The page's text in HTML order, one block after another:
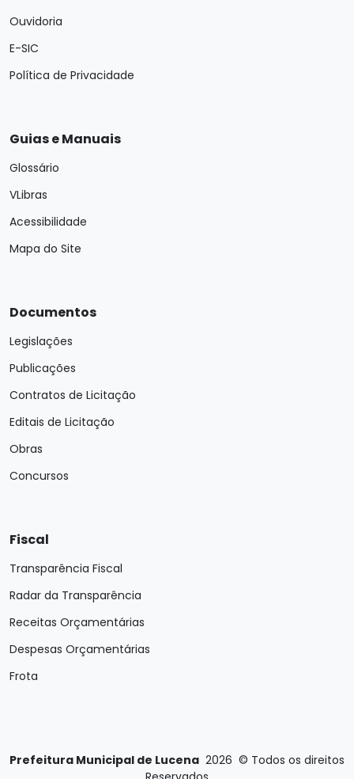
Ouvidoria
E-SIC
Política de Privacidade
Guias e Manuais
Glossário
VLibras
Acessibilidade
Mapa do Site
Documentos
Legislações
Publicações
Contratos de Licitação
Editais de Licitação
Obras
Concursos
Fiscal
Transparência Fiscal
Radar da Transparência
Receitas Orçamentárias
Despesas Orçamentárias
Frota
Prefeitura Municipal de Lucena 2026 © Todos os direitos